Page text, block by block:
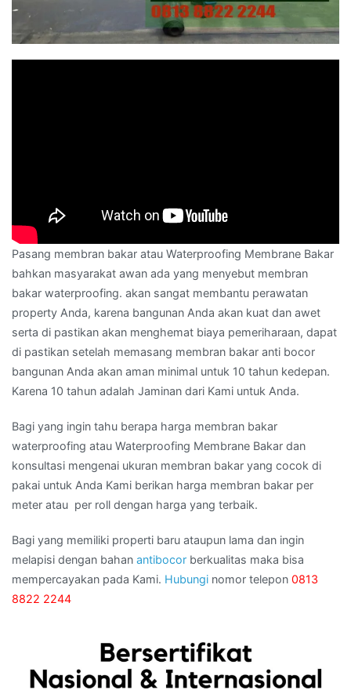
Pasang membran bakar atau Waterproofing Membrane Bakar
bahkan masyarakat awan ada yang menyebut membran
bakar waterproofing. akan sangat membantu perawatan
property Anda, karena bangunan Anda akan kuat dan awet
serta di pastikan akan menghemat biaya pemeriharaan, dapat
di pastikan setelah memasang membran bakar anti bocor
bangunan Anda akan aman minimal untuk 10 tahun kedepan.
Karena 10 tahun adalah Jaminan dari Kami untuk Anda.
Bagi yang ingin tahu berapa harga membran bakar
waterproofing atau Waterproofing Membrane Bakar dan
konsultasi mengenai ukuran membran bakar yang cocok di
pakai untuk Anda Kami berikan harga membran bakar per
meter atau per roll dengan harga yang terbaik.
Bagi yang memiliki properti baru ataupun lama dan ingin
melapisi dengan bahan antibocor berkualitas maka bisa
mempercayakan pada Kami. Hubungi nomor telepon 0813
8822 2244